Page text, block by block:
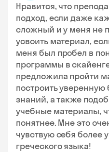
Нравится, что
подход, если даже
сложный и у меня не
усвоить материал,
меня был пробел в
программы в
предложила пройти
построить уверенную
знаний, а также
учебные материалы,
понятнее. Мне это
чувствую себя более
греческого языка!